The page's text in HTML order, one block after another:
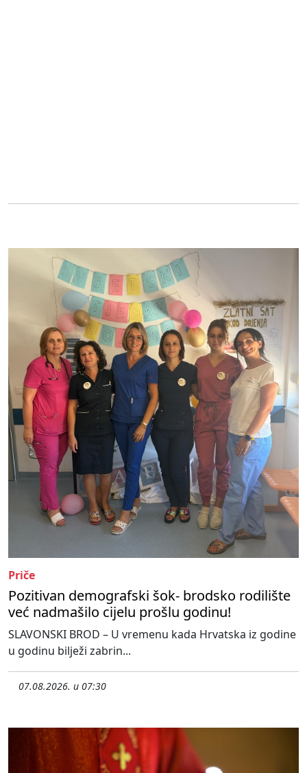
Priče
Pozitivan demografski šok- brodsko rodilište
već nadmašilo cijelu prošlu godinu!
SLAVONSKI BROD – U vremenu kada Hrvatska iz godine
u godinu bilježi zabrin...
07.08.2026. u 07:30